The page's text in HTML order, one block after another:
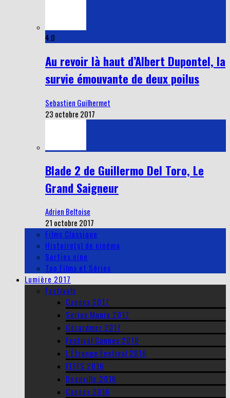
4.0
Au revoir là haut d’Albert Dupontel, la
survie émouvante de deux poilus
Sebastien Guilhermet
23 octobre 2017
Blade 2 de Guillermo Del Toro, Le
Grand Saigneur
Adrien Beltoise
21 octobre 2017
Films Classique
Histoire(s) de cinéma
Sorties cine
Top Films et Séries
Lumière 2017
Festivals
Cannes 2017
Series Mania 2017
Gérardmer 2017
Festival Cannes 2016
L’Étrange Festival 2016
FEFFS 2016
Deauville 2016
Cannes 2016